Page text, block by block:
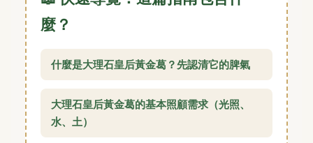
麼？
什麼是大理石皇后黃金葛？先認清它的脾氣
大理石皇后黃金葛的基本照顧需求（光照、
水、土）